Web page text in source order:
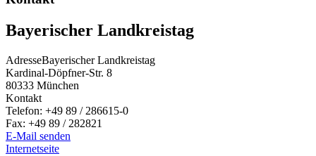
Bayerischer Landkreistag
AdresseBayerischer Landkreistag
Kardinal-Döpfner-Str. 8
80333 München
Kontakt
Telefon: +49 89 / 286615-0
Fax: +49 89 / 282821
E-Mail senden
Internetseite